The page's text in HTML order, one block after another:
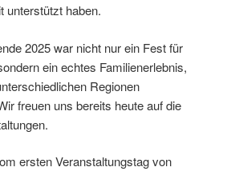
unterstützt haben.
2025 war nicht nur ein Fest für
ein echtes Familienerlebnis,
Regionen
freuen uns bereits heute auf die
ersten Veranstaltungstag von